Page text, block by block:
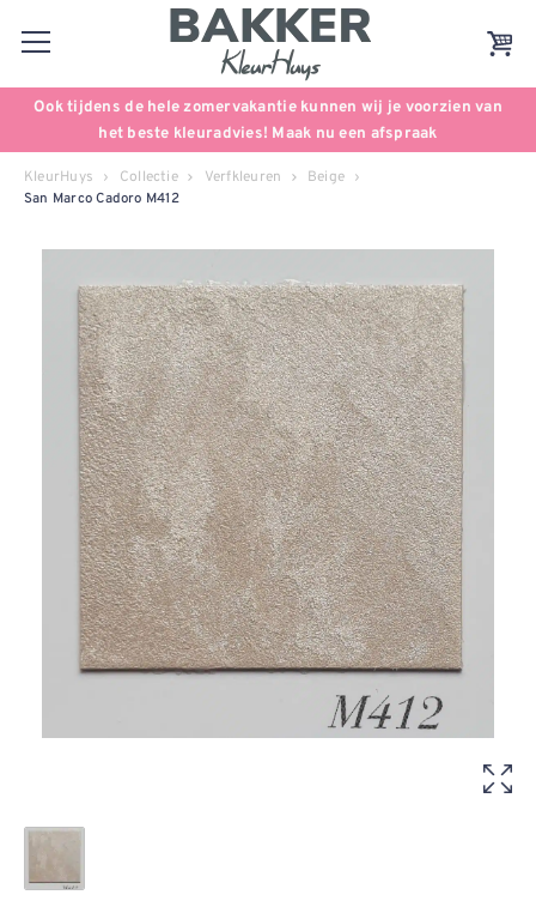
Ook tijdens de hele zomervakantie kunnen wij je voorzien van
het beste kleuradvies! Maak nu een afspraak
KleurHuys Collectie Verfkleuren Beige
San Marco Cadoro M412